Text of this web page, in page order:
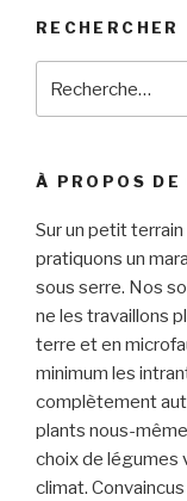
RECHERCHER
pour
À PROPOS DE
Sur un petit terrain
pratiquons un
sous serre. Nos
ne les travaillons
terre et en
minimum les
complètement
plants nous-
choix de légumes
climat.